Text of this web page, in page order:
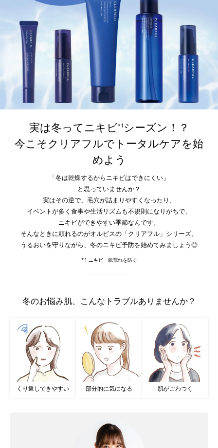
実は冬ってニキビ*1 シーズン！？
今こそクリアフルでトータルケアを始
めよう
「冬は乾燥するからニキビはできにくい」
と思っていませんか？
実はその逆で、毛穴が詰まりやすくなったり、
イベントが多く食事や生活リズムも不規則になりがちで、
ニキビができやすい季節なんです。
そんなときに頼れるのがオルビスの「クリアフル」シリーズ。
うるおいを守りながら、冬のニキビ予防を始めてみましょう◎
*1 ニキビ・肌荒れを防ぐ
冬のお悩み肌、こんなトラブルありませんか？
くり返しできやすい 部分的に気になる 肌がごわつく